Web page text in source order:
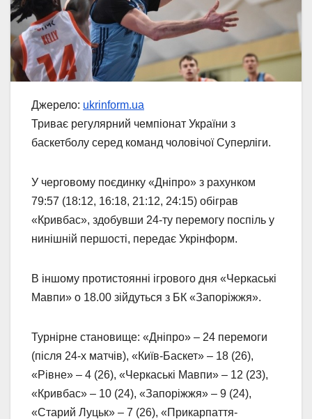
Джерело: ukrinform.ua
Триває регулярний чемпіонат України з
баскетболу серед команд чоловічої Суперліги.
У черговому поєдинку «Дніпро» з рахунком
79:57 (18:12, 16:18, 21:12, 24:15) обіграв
«Кривбас», здобувши 24-ту перемогу поспіль у
нинішній першості, передає Укрінформ.
В іншому протистоянні ігрового дня «Черкаські
Мавпи» о 18.00 зійдуться з БК «Запоріжжя».
Турнірне становище: «Дніпро» – 24 перемоги
(після 24-х матчів), «Київ-Баскет» – 18 (26),
«Рівне» – 4 (26), «Черкаські Мавпи» – 12 (23),
«Кривбас» – 10 (24), «Запоріжжя» – 9 (24),
«Старий Луцьк» – 7 (26), «Прикарпаття-